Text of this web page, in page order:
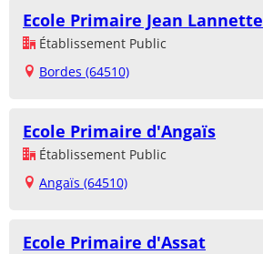
Ecole Primaire Jean Lannette
Établissement Public
Bordes (64510)
Ecole Primaire d'Angaïs
Établissement Public
Angaïs (64510)
Ecole Primaire d'Assat